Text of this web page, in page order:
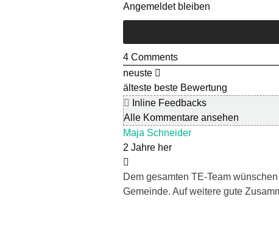
Angemeldet bleiben
4 Comments
neuste
älteste beste Bewertung
Inline Feedbacks
Alle Kommentare ansehen
Maja Schneider
2 Jahre her
Dem gesamten TE-Team
Gemeinde. Auf weitere gute